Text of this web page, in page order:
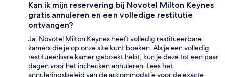
Kan ik mijn reservering bij Novotel Milton Keynes
gratis annuleren en een volledige restitutie
ontvangen?
Ja, Novotel Milton Keynes heeft volledig restitueerbare
kamers die je op onze site kunt boeken. Als je een volledig
restitueerbare kamer geboekt hebt, kun je deze tot een paar
dagen voor het inchecken annuleren. Lees het
annuleringsbeleid van de accommodatie voor de exacte